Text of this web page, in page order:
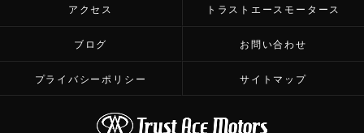
アクセス トラストエースモータース
ブログ お問い合わせ
プライバシーポリシー サイトマップ